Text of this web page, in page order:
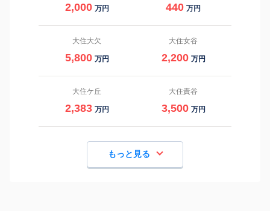
2,000 万円 440 万円
大住大欠
5,800 万円
大住女谷
2,200 万円
大住ケ丘
2,383 万円
大住責谷
3,500 万円
もっと見る